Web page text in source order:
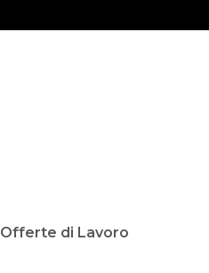
Offerte di Lavoro